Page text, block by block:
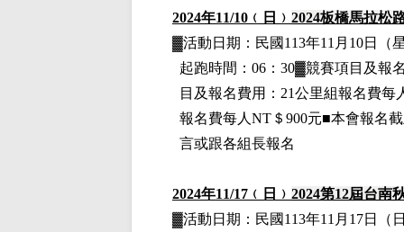
2024年11/10 ﹙日﹚ 2024板橋馬拉松
▓活動日期： 民國113年11月10日
（
起跑時間：06：30▓競賽項目 及報
目 及報名費用 ：21公里組報名費每
報名費每人NT＄900元■本會報名
言或跟各組長報名
2024年11/17 ﹙日﹚ 2024第12屆台南
▓活動日期： 民國113年11月17日
（